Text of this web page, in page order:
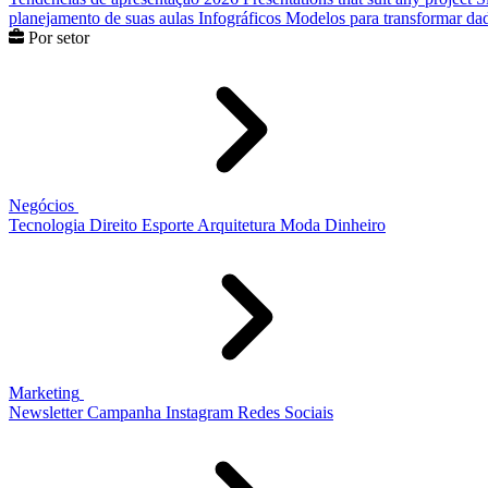
planejamento de suas aulas Infográficos Modelos para transformar
Por setor
Negócios
Tecnologia Direito Esporte Arquitetura Moda Dinheiro
Marketing
Newsletter Campanha Instagram Redes Sociais